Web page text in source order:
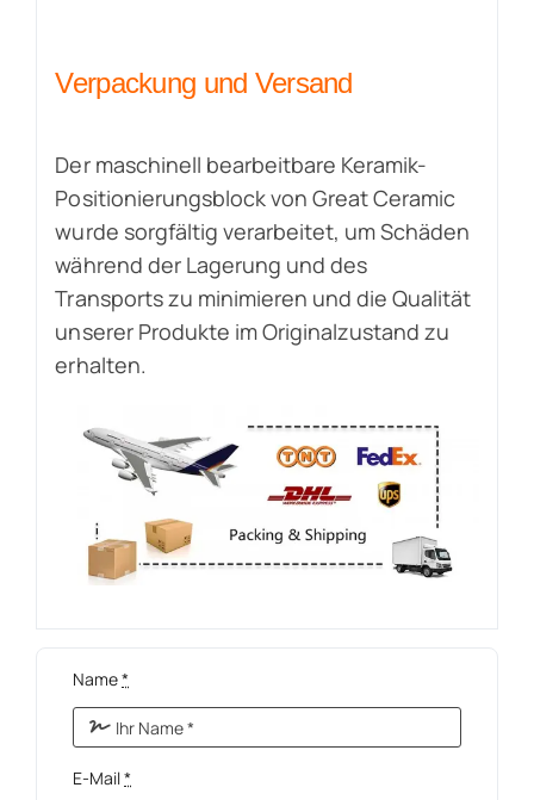
Verpackung und Versand
Der maschinell bearbeitbare Keramik-
Positionierungsblock von Great Ceramic
wurde sorgfältig verarbeitet, um Schäden
während der Lagerung und des
Transports zu minimieren und die Qualität
unserer Produkte im Originalzustand zu
erhalten.
Name*
E-Mail*